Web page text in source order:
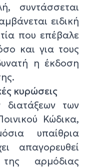
συντάσσεται
ειδική
που επέβαλε
και για τους
η έκδοση
κυρώσεις
των
Κώδικα,
υπαίθρια
απαγορευθεί
αρμόδιας